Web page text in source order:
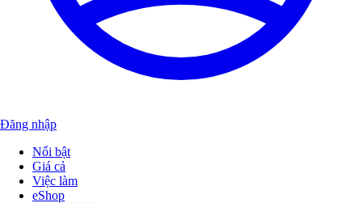
Đăng nhập
Nổi bật
Giá cả
Việc làm
eShop